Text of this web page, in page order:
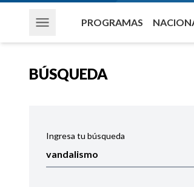
PROGRAMAS
BÚSQUEDA
Ingresa tu búsqueda